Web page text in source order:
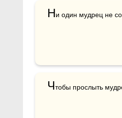
Ни один мудрец не
Чтобы прослыть